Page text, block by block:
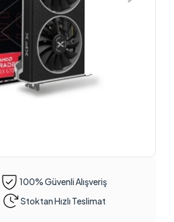
100% Güvenli Alışveriş
Stoktan Hızlı Teslimat